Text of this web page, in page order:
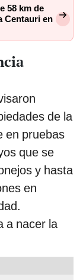
58 km de
Centauri en
de la
en pruebas
que se
y hasta
en
a nacer la